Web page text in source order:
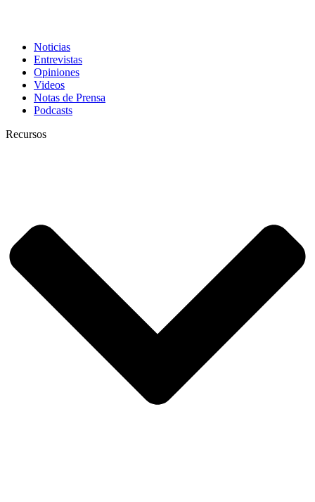
Noticias
Entrevistas
Opiniones
Videos
Notas de Prensa
Podcasts
Recursos